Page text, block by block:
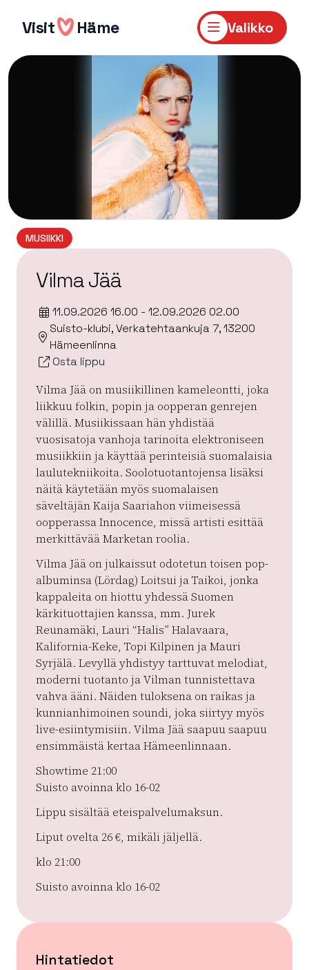
sisältöön
Visit Häme Valikko
MUSIIKKI
Vilma Jää
11.09.2026 16.00 - 12.09.2026 02.00
Suisto-klubi, Verkatehtaankuja 7, 13200
Hämeenlinna
Osta lippu
Vilma Jää on musiikillinen kameleontti, joka
liikkuu folkin, popin ja oopperan genrejen
välillä. Musiikissaan hän yhdistää
vuosisatoja vanhoja tarinoita elektroniseen
musiikkiin ja käyttää perinteisiä suomalaisia
laulutekniikoita. Soolotuotantojensa lisäksi
näitä käytetään myös suomalaisen
säveltäjän Kaija Saariahon viimeisessä
oopperassa Innocence, missä artisti esittää
merkittävää Marketan roolia.
Vilma Jää on julkaissut odotetun toisen pop-
albuminsa (Lördag) Loitsui ja Taikoi, jonka
kappaleita on hiottu yhdessä Suomen
kärkituottajien kanssa, mm. Jurek
Reunamäki, Lauri “Halis” Halavaara,
Kalifornia-Keke, Topi Kilpinen ja Mauri
Syrjälä. Levyllä yhdistyy tarttuvat melodiat,
moderni tuotanto ja Vilman tunnistettava
vahva ääni. Näiden tuloksena on raikas ja
kunnianhimoinen soundi, joka siirtyy myös
live-esiintymisiin. Vilma Jää saapuu saapuu
ensimmäistä kertaa Hämeenlinnaan.
Showtime 21:00
Suisto avoinna klo 16-02
Lippu sisältää eteispalvelumaksun.
Liput ovelta 26 €, mikäli jäljellä.
klo 21:00
Suisto avoinna klo 16-02
Hintatiedot